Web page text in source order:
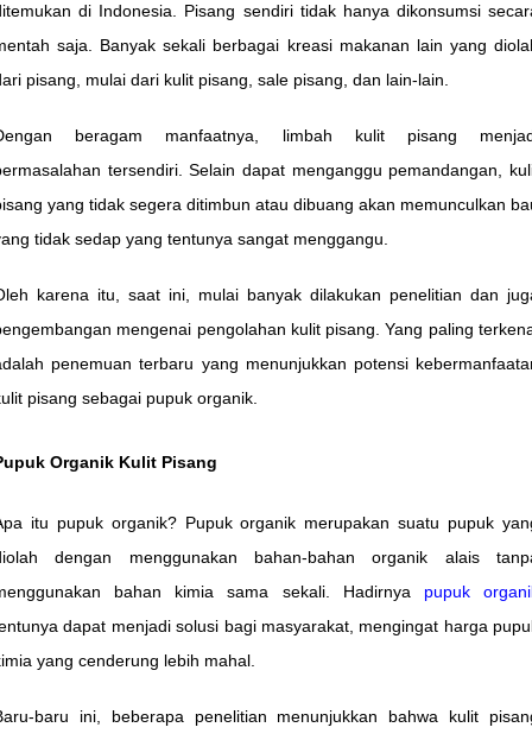
di Indonesia. Pisang sendiri tidak hanya dikonsumsi
saja. Banyak sekali berbagai kreasi makanan lain yang
pisang, mulai dari kulit pisang, sale pisang, dan lain-lain.
beragam manfaatnya, limbah kulit pisang
tersendiri. Selain dapat menganggu pemandangan,
yang tidak segera ditimbun atau dibuang akan memunculkan
tidak sedap yang tentunya sangat menggangu.
karena itu, saat ini, mulai banyak dilakukan penelitian dan
mengenai pengolahan kulit pisang. Yang paling
penemuan terbaru yang menunjukkan potensi
pisang sebagai pupuk organik.
Organik Kulit Pisang
itu pupuk organik? Pupuk organik merupakan suatu pupuk
dengan menggunakan bahan-bahan organik alais
bahan kimia sama sekali. Hadirnya pupuk
dapat menjadi solusi bagi masyarakat, mengingat harga
yang cenderung lebih mahal.
baru ini, beberapa penelitian menunjukkan bahwa kulit